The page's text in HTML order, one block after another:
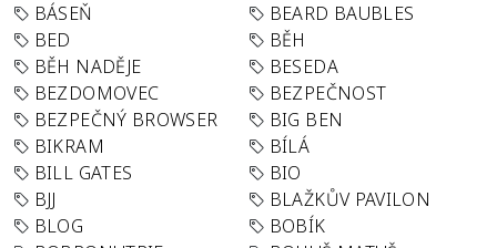
BÁSEŇ
BEARD BAUBLES
BED
BĚH
BĚH NADĚJE
BESEDA
BEZDOMOVEC
BEZPEČNOST
BEZPEČNÝ BROWSER
BIG BEN
BIKRAM
BÍLÁ
BILL GATES
BIO
BJJ
BLAŽKŮV PAVILON
BLOG
BOBÍK